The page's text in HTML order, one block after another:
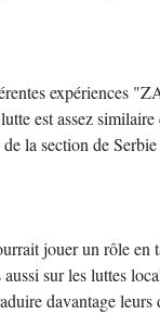
expériences
est assez
la section de
jouer un rôle en
sur les luttes
davantage